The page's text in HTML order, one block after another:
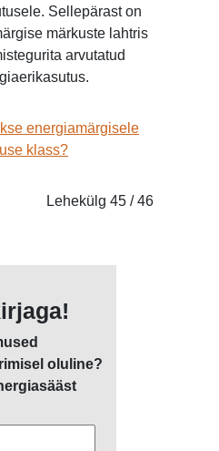
Sellepärast on
märkuste lahtris
arvutatud
energiamärgisele
klass?
Lehekülg 45 / 46
oluline?